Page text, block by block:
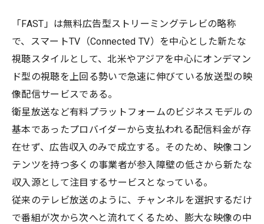
「FAST」は無料広告型ストリーミングテレビの略称
で、スマートTV（Connected TV）を中心とした新たな
視聴スタイルとして、北米やアジアを中心にオンデマン
ド型の視聴を上回る勢いで急速に伸びている放送型の映
像配信サービスである。
衛星放送など有料プラットフォームのビジネスモデルの
基本であったプロバイダーから支払われる配信料金が存
在せず、広告収入のみで成立する。そのため、映像コン
テンツを持つ多くの事業者が参入障壁の低さから新たな
収入源として注目するサービスとなっている。
従来のテレビ放送のように、チャンネルを選択するだけ
で番組が次から次へと流れてくるため、膨大な映像の中